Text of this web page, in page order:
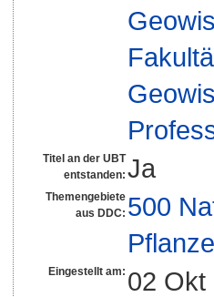
Titel an der UBT
entstanden: Ja
Themengebiete
aus DDC: 500
Eingestellt am: 02 Okt